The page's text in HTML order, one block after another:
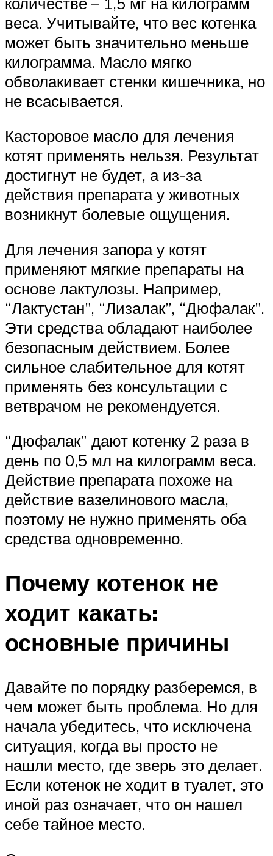
веса. Учитывайте, что вес котенка
может быть значительно меньше
килограмма. Масло мягко
обволакивает стенки кишечника, но
не всасывается.
Касторовое масло для лечения
котят применять нельзя. Результат
достигнут не будет, а из-за
действия препарата у животных
возникнут болевые ощущения.
Для лечения запора у котят
применяют мягкие препараты на
основе лактулозы. Например,
“Лактустан”, “Лизалак”, “Дюфалак”.
Эти средства обладают наиболее
безопасным действием. Более
сильное слабительное для котят
применять без консультации с
ветврачом не рекомендуется.
“Дюфалак” дают котенку 2 раза в
день по 0,5 мл на килограмм веса.
Действие препарата похоже на
действие вазелинового масла,
поэтому не нужно применять оба
средства одновременно.
Почему котенок не
ходит какать:
основные причины
Давайте по порядку разберемся, в
чем может быть проблема. Но для
начала убедитесь, что исключена
ситуация, когда вы просто не
нашли место, где зверь это делает.
Если котенок не ходит в туалет, это
иной раз означает, что он нашел
себе тайное место.